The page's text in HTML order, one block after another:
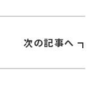
次の記事へ